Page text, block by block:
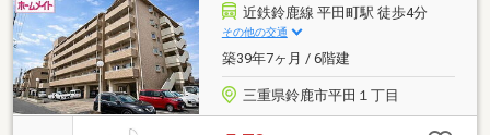
近鉄鈴鹿線 平田町駅 徒歩4分
その他の交通
築39年7ヶ月 / 6階建
三重県鈴鹿市平田１丁目